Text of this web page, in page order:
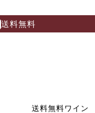
送料無料
送料無料ワイン